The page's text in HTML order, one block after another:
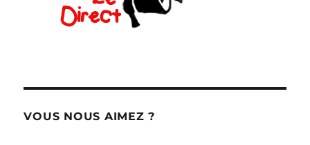
VOUS NOUS AIMEZ ?